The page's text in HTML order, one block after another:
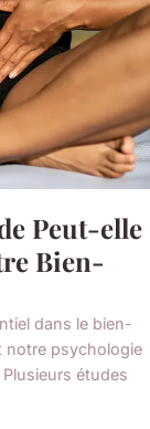
Peut-elle
Bien-
dans le bien-
notre psychologie
études